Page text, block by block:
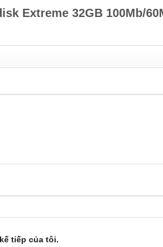
Extreme 32GB 100Mb/
tiếp của tôi.